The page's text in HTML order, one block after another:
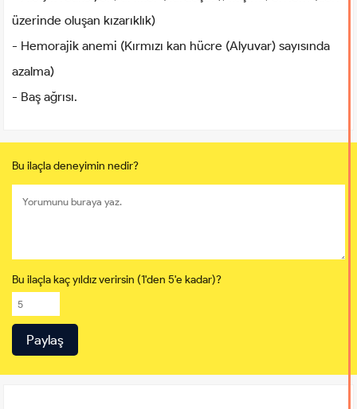
üzerinde oluşan kızarıklık)
- Hemorajik anemi (Kırmızı kan hücre (Alyuvar) sayısında
azalma)
- Baş ağrısı.
Bu ilaçla deneyimin nedir?
Bu ilaçla kaç yıldız verirsin (1'den 5'e kadar)?